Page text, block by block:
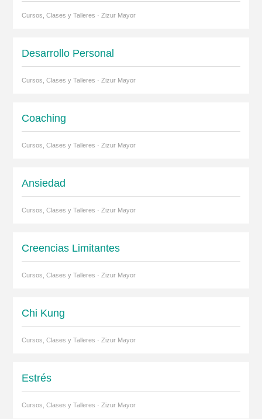
Cursos, Clases y Talleres · Zizur Mayor
Desarrollo Personal
Cursos, Clases y Talleres · Zizur Mayor
Coaching
Cursos, Clases y Talleres · Zizur Mayor
Ansiedad
Cursos, Clases y Talleres · Zizur Mayor
Creencias Limitantes
Cursos, Clases y Talleres · Zizur Mayor
Chi Kung
Cursos, Clases y Talleres · Zizur Mayor
Estrés
Cursos, Clases y Talleres · Zizur Mayor